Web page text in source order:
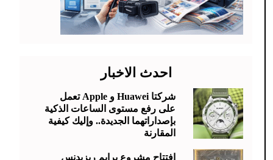
احدث الاخبار
شركتا Huawei و Apple تعمل
على رفع مستوى الساعات الذكية
بإصداراتهما الجديدة.. وإليك كيفية
المقارنة
افتتاح مشروع برايم ريزيدنس